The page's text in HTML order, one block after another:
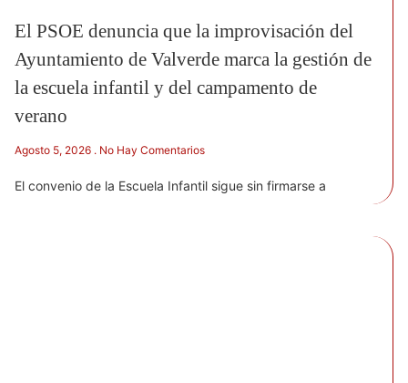
El PSOE denuncia que la improvisación del
Ayuntamiento de Valverde marca la gestión de
la escuela infantil y del campamento de
verano
Agosto 5, 2026 No Hay Comentarios
El convenio de la Escuela Infantil sigue sin firmarse a